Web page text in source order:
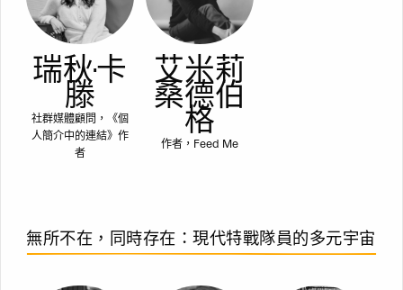
瑞秋·卡
滕
社群媒體顧問，《個
人簡介中的連結》作
者
艾米莉
桑德伯
格
作者，Feed Me
無所不在，同時存在：現代特戰隊員的多元宇宙